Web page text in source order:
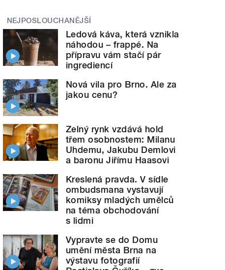
NEJPOSLOUCHANĚJŠÍ
Ledová káva, která vznikla
náhodou – frappé. Na
přípravu vám stačí pár
ingrediencí
Nová vila pro Brno. Ale za
jakou cenu?
Zelný rynk vzdává hold
třem osobnostem: Milanu
Uhdemu, Jakubu Demlovi
a baronu Jiřímu Haasovi
Kreslená pravda. V sídle
ombudsmana vystavují
komiksy mladých umělců
na téma obchodování
s lidmi
Vypravte se do Domu
umění města Brna na
výstavu fotografií